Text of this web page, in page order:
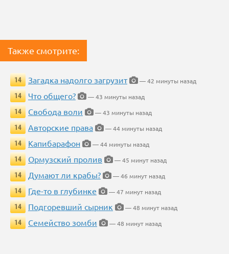
Также смотрите:
14 Загадка надолго загрузит
— 42 минуты назад
14
Что общего?
— 43 минуты назад
14
Свобода воли
— 43 минуты назад
14
Авторские права
— 44 минуты назад
14
Капибарафон
— 44 минуты назад
14
Ормузский пролив
— 45 минут назад
14
Думают ли крабы?
— 46 минут назад
14
Где-то в глубинке
— 47 минут назад
14
Подгоревший сырник
— 48 минут назад
14
Семейство зомби — 48 минут назад